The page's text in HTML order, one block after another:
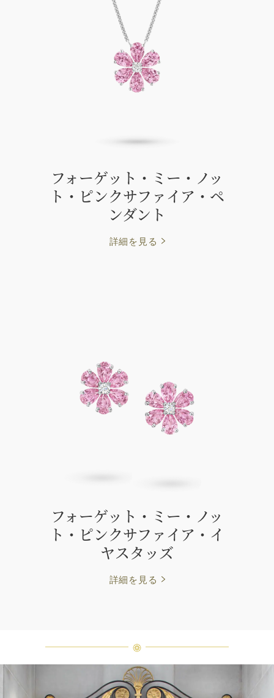
フォーゲット・ミー・ノッ
ト・ピンクサファイア・ペ
ンダント
詳細を見る
フォーゲット・ミー・ノッ
ト・ピンクサファイア・イ
ヤスタッズ
詳細を見る